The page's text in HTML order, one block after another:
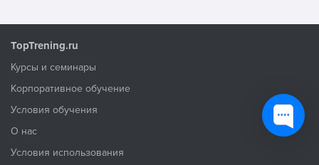
TopTrening.ru
Курсы и семинары
Корпоративное обучение
Условия обучения
О нас
Условия использования